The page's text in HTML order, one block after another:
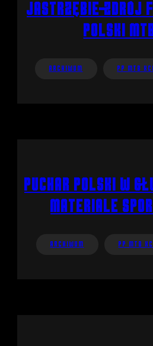
Jastrzębie-Zdrój
Polski MTB
Archiwum PP MTB
Puchar Polski w
materiale
Archiwum PP MTB